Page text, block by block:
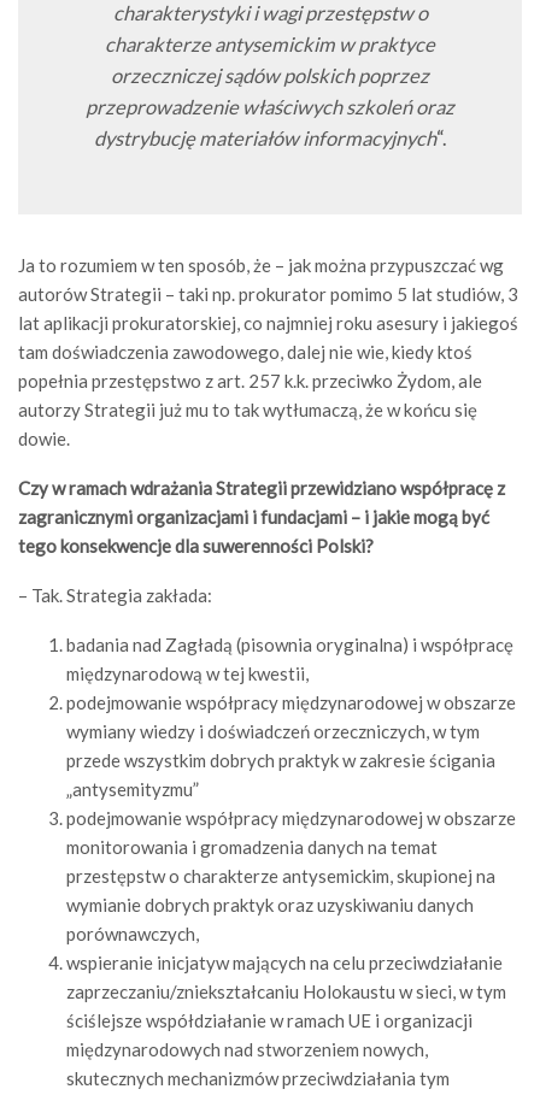
charakterystyki i wagi przestępstw o
charakterze antysemickim w praktyce
orzeczniczej sądów polskich poprzez
przeprowadzenie właściwych szkoleń oraz
dystrybucję materiałów informacyjnych“.
Ja to rozumiem w ten sposób, że – jak można przypuszczać wg
autorów Strategii – taki np. prokurator pomimo 5 lat studiów, 3
lat aplikacji prokuratorskiej, co najmniej roku asesury i jakiegoś
tam doświadczenia zawodowego, dalej nie wie, kiedy ktoś
popełnia przestępstwo z art. 257 k.k. przeciwko Żydom, ale
autorzy Strategii już mu to tak wytłumaczą, że w końcu się
dowie.
Czy w ramach wdrażania Strategii przewidziano współpracę z
zagranicznymi organizacjami i fundacjami – i jakie mogą być
tego konsekwencje dla suwerenności Polski?
– Tak. Strategia zakłada:
badania nad Zagładą (pisownia oryginalna) i współpracę
międzynarodową w tej kwestii,
podejmowanie współpracy międzynarodowej w obszarze
wymiany wiedzy i doświadczeń orzeczniczych, w tym
przede wszystkim dobrych praktyk w zakresie ścigania
„antysemityzmu”
podejmowanie współpracy międzynarodowej w obszarze
monitorowania i gromadzenia danych na temat
przestępstw o charakterze antysemickim, skupionej na
wymianie dobrych praktyk oraz uzyskiwaniu danych
porównawczych,
wspieranie inicjatyw mających na celu przeciwdziałanie
zaprzeczaniu/zniekształcaniu Holokaustu w sieci, w tym
ściślejsze współdziałanie w ramach UE i organizacji
międzynarodowych nad stworzeniem nowych,
skutecznych mechanizmów przeciwdziałania tym